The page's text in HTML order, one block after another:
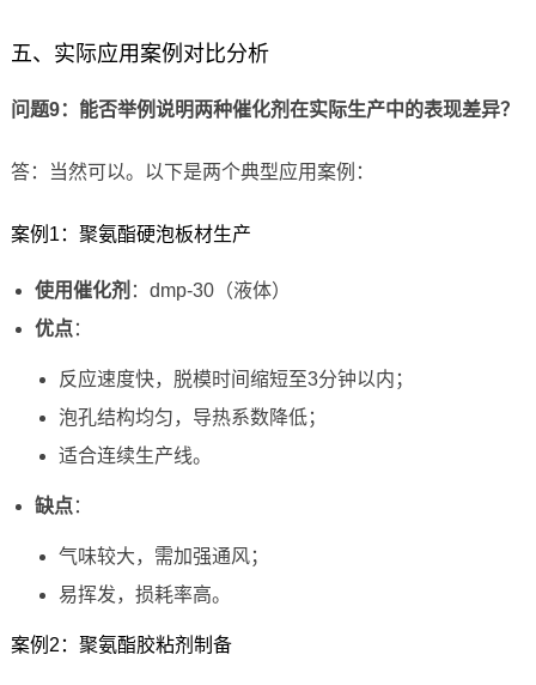
五、实际应用案例对比分析
问题9：能否举例说明两种催化剂在实际生产中的表现差异？
答：当然可以。以下是两个典型应用案例：
案例1：聚氨酯硬泡板材生产
使用催化剂 ：dmp-30（液体）
优点：
反应速度快，脱模时间缩短至3分钟以内；
泡孔结构均匀，导热系数降低；
适合连续生产线。
缺点：
气味较大，需加强通风；
易挥发，损耗率高。
案例2：聚氨酯胶粘剂制备